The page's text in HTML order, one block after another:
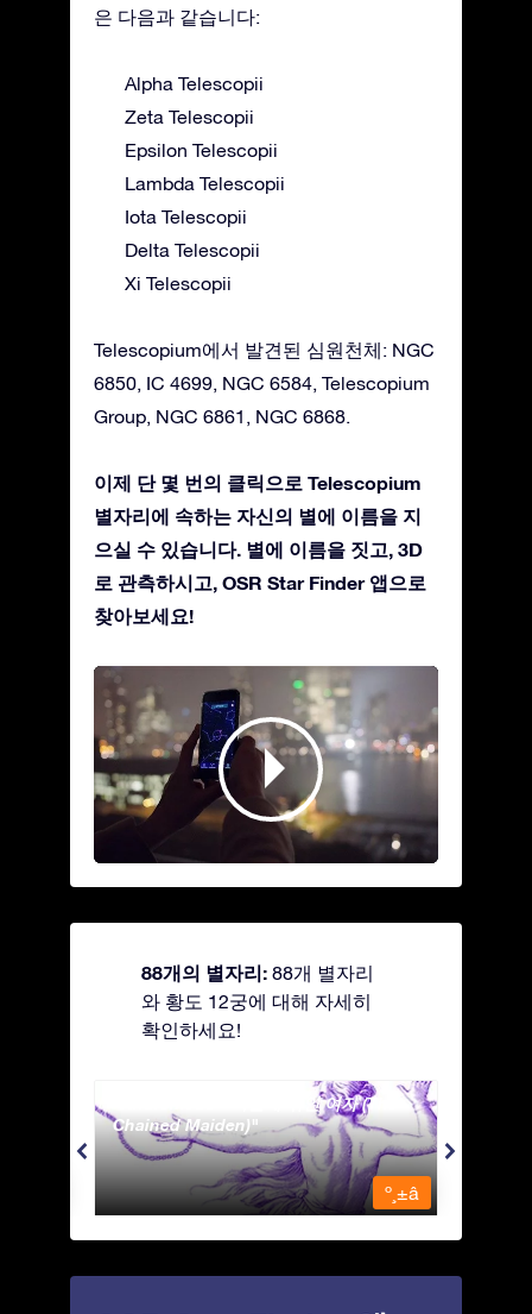
은 다음과 같습니다:
Alpha Telescopii
Zeta Telescopii
Epsilon Telescopii
Lambda Telescopii
Iota Telescopii
Delta Telescopii
Xi Telescopii
Telescopium에서 발견된 심원천체: NGC
6850, IC 4699, NGC 6584, Telescopium
Group, NGC 6861, NGC 6868.
이제 단 몇 번의 클릭으로 Telescopium
별자리에 속하는 자신의 별에 이름을 지
으실 수 있습니다. 별에 이름을 짓고, 3D
로 관측하시고, OSR Star Finder 앱으로
찾아보세요!
88개의 별자리: 88개 별자리
와 황도 12궁에 대해 자세히
확인하세요!
Andromeda - 사슬에 묶인 여자 (The
Chained Maiden)
º¸±â